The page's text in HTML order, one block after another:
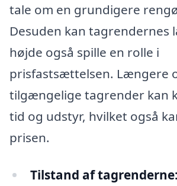
tale om en grundigere
Desuden kan tagrendernes
højde også spille en rolle i
prisfastsættelsen. Længere
tilgængelige tagrender kan
tid og udstyr, hvilket også
prisen.
Tilstand af tagrenderne: